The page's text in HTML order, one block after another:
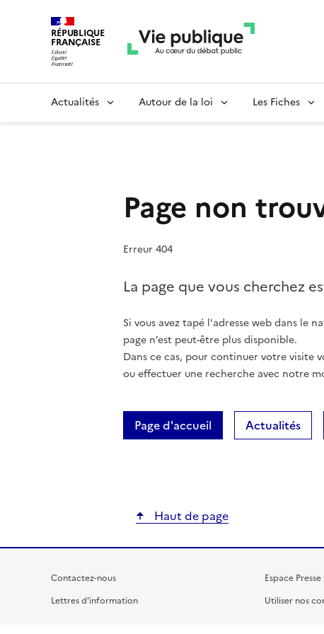
RÉPUBLIQUE
FRANÇAISE
Actualités Autour de la loi Les Fiches
Page non
Erreur 404
La page que vous cherchez
Si vous avez tapé l'adresse web dans le
page n’est peut-être plus disponible.
Dans ce cas, pour continuer votre visite
ou effectuer une recherche avec notre
Page d'accueil Actualités
Haut de page
Contactez-nous
Lettres d'information
Espace Presse
Utiliser nos